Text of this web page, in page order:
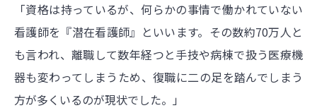
「資格は持っているが、何らかの事情で働かれていない
看護師を『潜在看護師』といいます。その数約70万人と
も言われ、離職して数年経つと手技や病棟で扱う医療機
器も変わってしまうため、復職に二の足を踏んでしまう
方が多くいるのが現状でした。」